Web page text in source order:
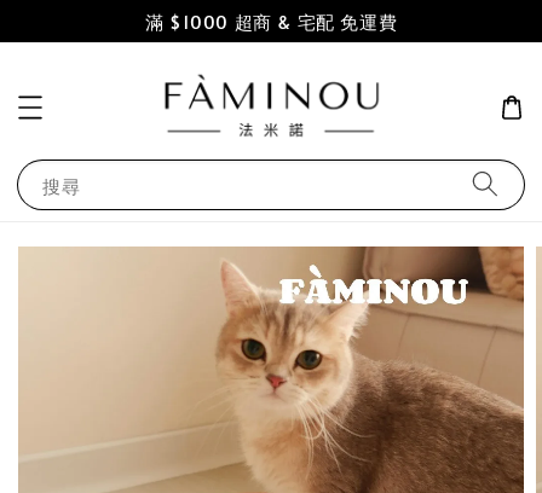
滿 $1000 超商 & 宅配 免運費
搜尋